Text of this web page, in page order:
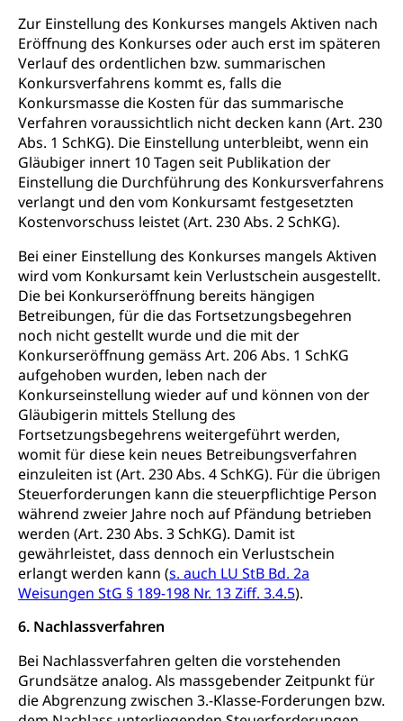
Zur Einstellung des Konkurses mangels Aktiven nach
Eröffnung des Konkurses oder auch erst im späteren
Verlauf des ordentlichen bzw. summarischen
Konkursverfahrens kommt es, falls die
Konkursmasse die Kosten für das summarische
Verfahren voraussichtlich nicht decken kann (Art. 230
Abs. 1 SchKG). Die Einstellung unterbleibt, wenn ein
Gläubiger innert 10 Tagen seit Publikation der
Einstellung die Durchführung des Konkursverfahrens
verlangt und den vom Konkursamt festgesetzten
Kostenvorschuss leistet (Art. 230 Abs. 2 SchKG).
Bei einer Einstellung des Konkurses mangels Aktiven
wird vom Konkursamt kein Verlustschein ausgestellt.
Die bei Konkurseröffnung bereits hängigen
Betreibungen, für die das Fortsetzungsbegehren
noch nicht gestellt wurde und die mit der
Konkurseröffnung gemäss Art. 206 Abs. 1 SchKG
aufgehoben wurden, leben nach der
Konkurseinstellung wieder auf und können von der
Gläubigerin mittels Stellung des
Fortsetzungsbegehrens weitergeführt werden,
womit für diese kein neues Betreibungsverfahren
einzuleiten ist (Art. 230 Abs. 4 SchKG). Für die übrigen
Steuerforderungen kann die steuerpflichtige Person
während zweier Jahre noch auf Pfändung betrieben
werden (Art. 230 Abs. 3 SchKG). Damit ist
gewährleistet, dass dennoch ein Verlustschein
erlangt werden kann (s. auch LU StB Bd. 2a
Weisungen StG § 189-198 Nr. 13 Ziff. 3.4.5).
6. Nachlassverfahren
Bei Nachlassverfahren gelten die vorstehenden
Grundsätze analog. Als massgebender Zeitpunkt für
die Abgrenzung zwischen 3.-Klasse-Forderungen bzw.